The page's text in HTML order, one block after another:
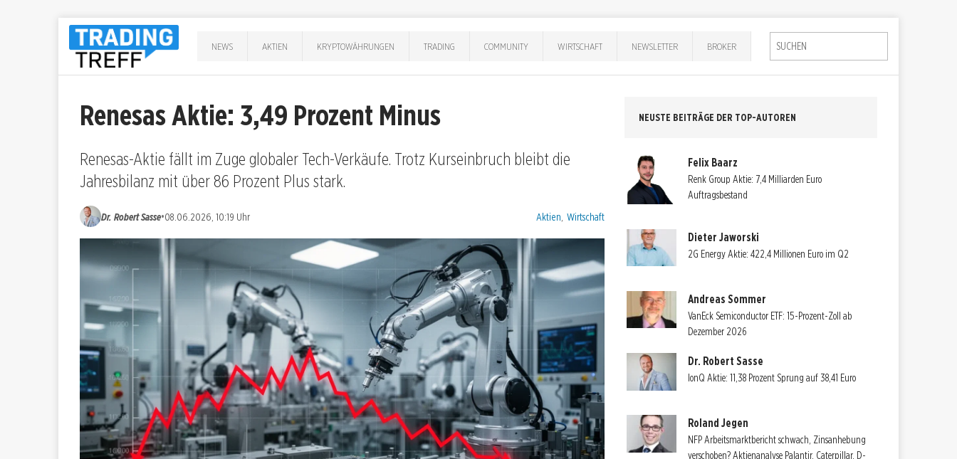
NEWS AKTIEN KRYPTOWÄHRUNGEN TRADING COMMUNITY WIRTSCHAFT NEWSLETTER BROKER
Renesas Aktie: 3,49 Prozent Minus
Renesas-Aktie fällt im Zuge globaler Tech-Verkäufe. Trotz Kurseinbruch bleibt die
Jahresbilanz mit über 86 Prozent Plus stark.
Dr. Robert Sasse•08.06.2026, 10:19 Uhr Kategorien:
Aktien Wirtschaft
NEUSTE BEITRÄGE DER TOP-AUTOREN
Felix Baarz
Renk Group Aktie: 7,4 Milliarden Euro
Auftragsbestand
Dieter Jaworski
2G Energy Aktie: 422,4 Millionen Euro im Q2
Andreas Sommer
VanEck Semiconductor ETF: 15-Prozent-Zoll ab
Dezember 2026
Dr. Robert Sasse
IonQ Aktie: 11,38 Prozent Sprung auf 38,41 Euro
Roland Jegen
NFP Arbeitsmarktbericht schwach, Zinsanhebung
verschoben? Aktienanalyse Palantir, Caterpillar, D-